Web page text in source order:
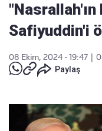
Safiyuddin'i
08 Ekim, 2024 - 19:47
Paylaş